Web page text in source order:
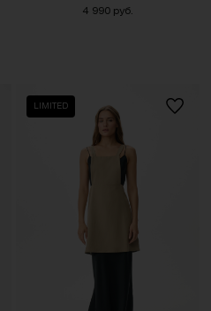
4 990 руб.
LIMITED